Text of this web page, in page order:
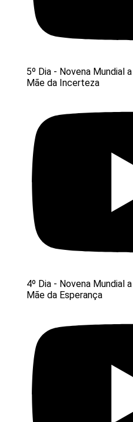
5º Dia - Novena Mundial
Mãe da Incerteza
4º Dia - Novena Mundial
Mãe da Esperança